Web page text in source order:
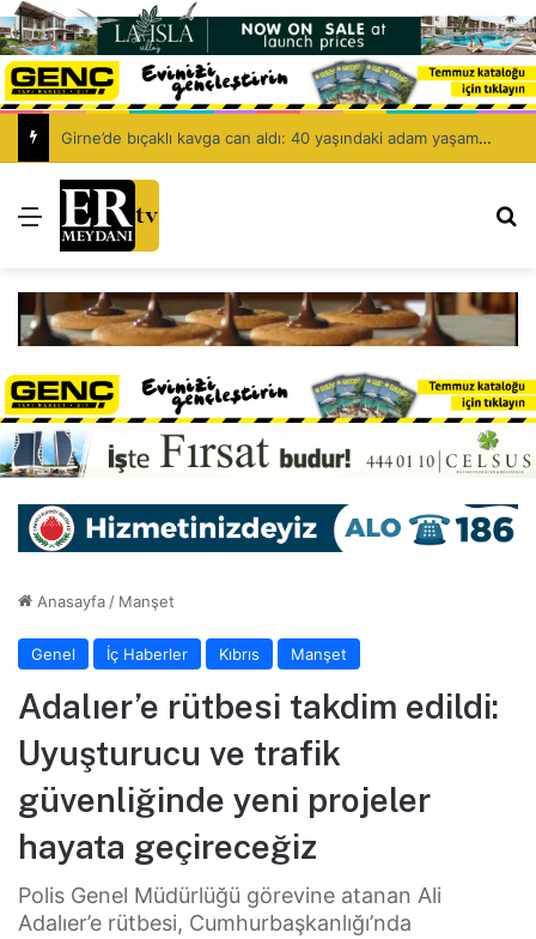
Girne’de bıçaklı kavga can aldı: 40 yaşındaki adam yaşamını yitirdi
Menü
Anasayfa / Manşet
Genel İç Haberler Kıbrıs Manşet
Adalıer’e rütbesi takdim edildi:
Uyuşturucu ve trafik
güvenliğinde yeni projeler
hayata geçireceğiz
Polis Genel Müdürlüğü görevine atanan Ali
Adalıer’e rütbesi, Cumhurbaşkanlığı’nda